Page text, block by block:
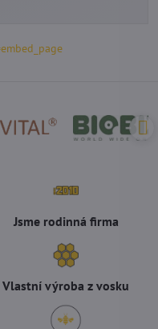
Jsme rodinná firma
Vlastní výroba z vosku